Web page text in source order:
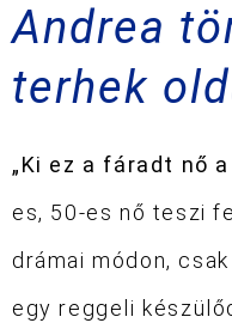
Andrea
terhek
„Ki ez a fáradt nő
es, 50-es nő teszi
drámai módon,
egy reggeli